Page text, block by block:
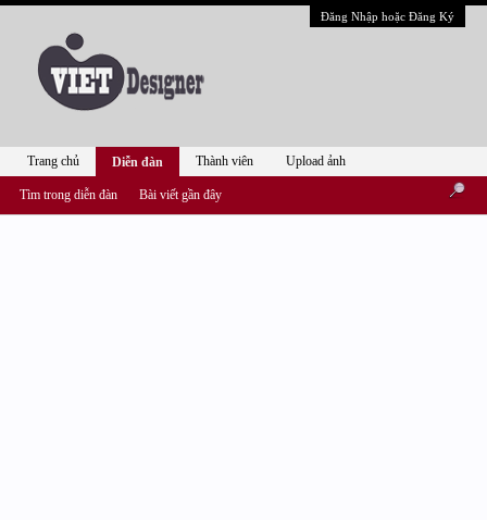
Đăng Nhập hoặc Đăng Ký
Trang chủ Diễn đàn
Tìm trong diễn đàn Bài viết gần đây
Thành viên Upload ảnh